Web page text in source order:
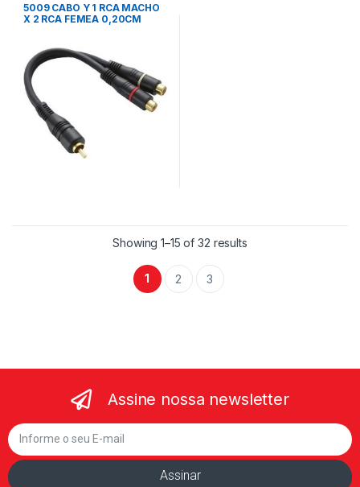
5009 CABO Y 1 RCA MACHO
X 2 RCA FEMEA 0,20CM
Showing 1–15 of 32 results
1 2 3
Assine nossa newsletter
Assinar